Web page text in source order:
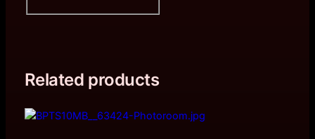
Related products